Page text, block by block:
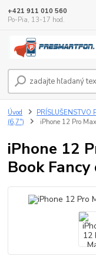
+421 911 010 560
Po-Pia, 13-17 hod.
Úvod PRÍSLUŠENSTVO
(6,7")
iPhone 12 Pro
iPhone 12
Book Fancy